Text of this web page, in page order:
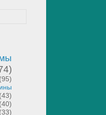
(95)
(43)
(40)
(33)